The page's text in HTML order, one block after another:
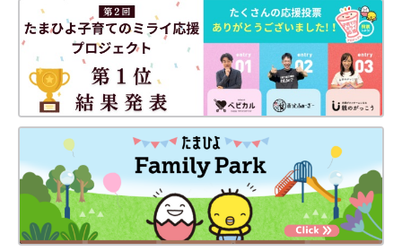
3COINSで毎年大人気！「これは絶対欲
しい」「即カゴにイン」クリスマスイン
テリアグッズ5選
今年も3COINSから、いろいろなクリスマスグ
ッズが登場しています。今回はその中でも特に
大人気のインテリアグッズをご紹介！オーナメ
ントや、光るオブジェなど可愛すぎるアイテム
ばかりなので、ぜひチェックしてみてください
ね。
今回はセリアのクリスマスグッズをご紹介しました。見ているだ
けでワクワクするアイテムばかりで、クリスマスが待ち遠しくな
りますね！季節物は早々に品薄になってしまうことも多いので、
気になるものがあれば早めにお店で探してみてくださいね。
(文：mayu)
●記事内の価格はすべて税込み、2024年11月時点のものです。